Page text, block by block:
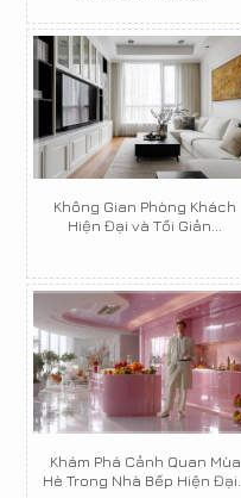
Không Gian Phòng Khách
Hiện Đại và Tối Giản...
Khám Phá Cảnh Quan Mùa
Hè Trong Nhà Bếp Hiện Đại...